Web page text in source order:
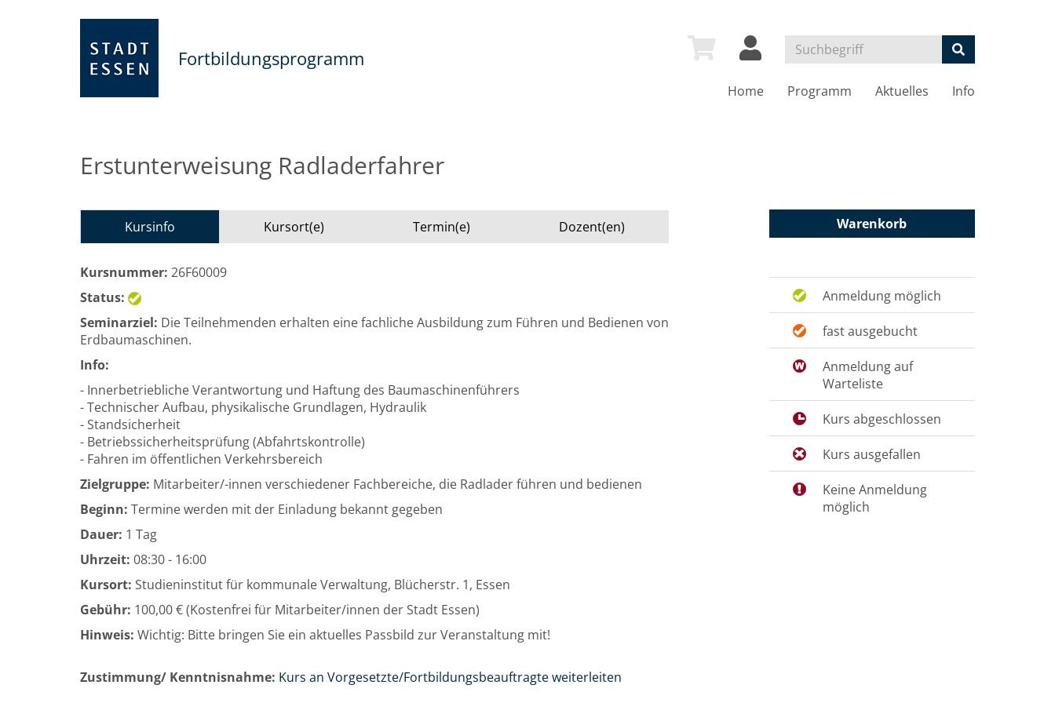
Fortbildungsprogramm
Home Programm Aktuelles Info
Erstunterweisung Radladerfahrer
Kursinfo Kursort(e) Termin(e) Dozent(en)
Kursnummer: 26F60009
Status:
Seminarziel: Die Teilnehmenden erhalten eine fachliche Ausbildung zum Führen und Bedienen von
Erdbaumaschinen.
Info:
- Innerbetriebliche Verantwortung und Haftung des Baumaschinenführers
- Technischer Aufbau, physikalische Grundlagen, Hydraulik
- Standsicherheit
- Betriebssicherheitsprüfung (Abfahrtskontrolle)
- Fahren im öffentlichen Verkehrsbereich
Zielgruppe: Mitarbeiter/-innen verschiedener Fachbereiche, die Radlader führen und bedienen
Beginn: Termine werden mit der Einladung bekannt gegeben
Dauer: 1 Tag
Uhrzeit: 08:30 - 16:00
Kursort: Studieninstitut für kommunale Verwaltung, Blücherstr. 1, Essen
Gebühr: 100,00 € (Kostenfrei für Mitarbeiter/innen der Stadt Essen)
Hinweis: Wichtig: Bitte bringen Sie ein aktuelles Passbild zur Veranstaltung mit!
Zustimmung/ Kenntnisnahme: Kurs an Vorgesetzte/Fortbildungsbeauftragte weiterleiten
Warenkorb
Anmeldung möglich
fast ausgebucht
Anmeldung auf
Warteliste
Kurs abgeschlossen
Kurs ausgefallen
Keine Anmeldung
möglich